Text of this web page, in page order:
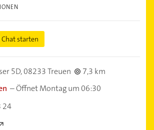
Chat starten
5D,08233 Treuen
7,3 km
–Öffnet Montag um 06:30
24